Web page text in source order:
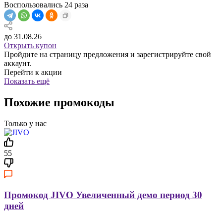
Воспользовались 24 раза
до 31.08.26
Открыть купон
Пройдите на страницу предложения и зарегистрируйте свой
аккаунт.
Перейти к акции
Показать ещё
Похожие промокоды
Только у нас
55
Промокод JIVO Увеличенный демо период 30
дней